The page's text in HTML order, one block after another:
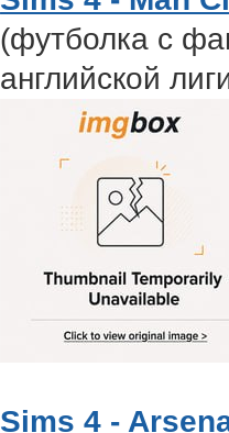
(футболка с
английской
Sims 4 -